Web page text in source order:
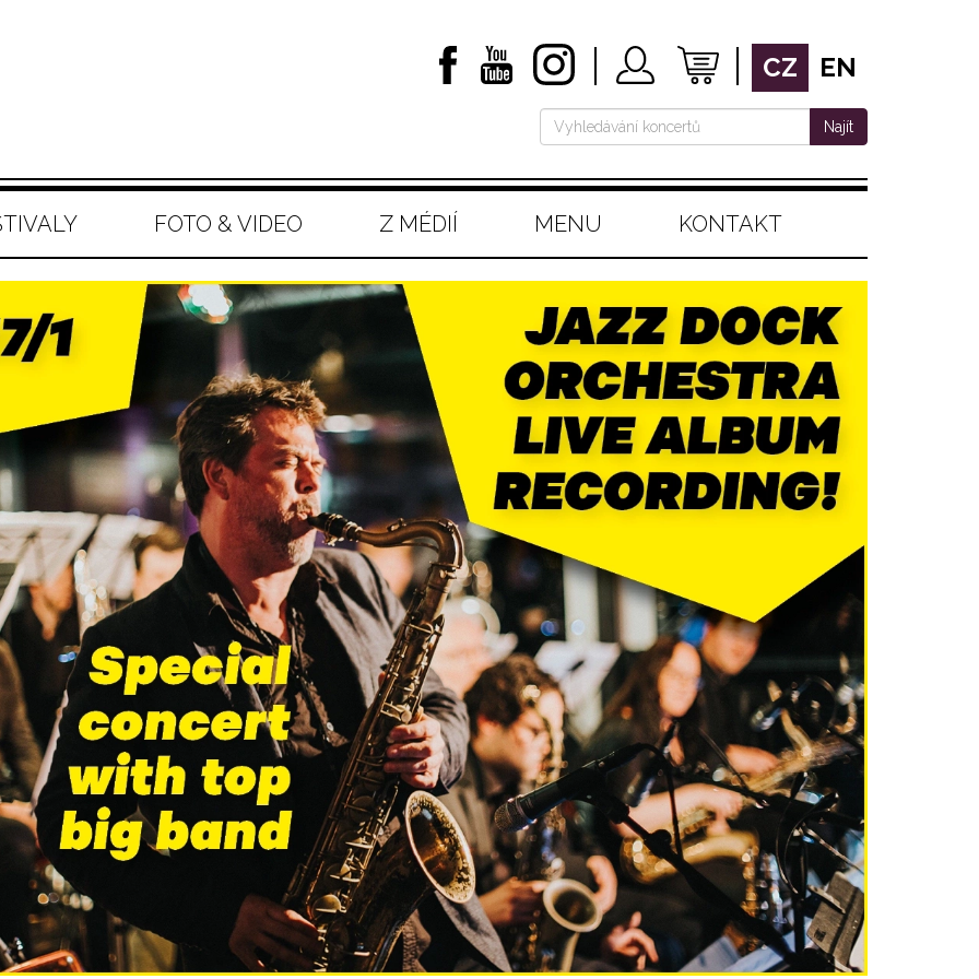
CZ EN
Najít
FOTO & VIDEO Z MÉDIÍ MENU KONTAKT